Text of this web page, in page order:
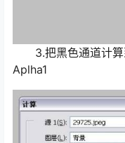
3.把黑色通道计算
Aplha1